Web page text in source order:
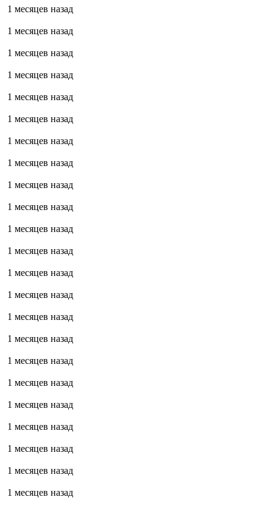
1 месяцев назад
1 месяцев назад
1 месяцев назад
1 месяцев назад
1 месяцев назад
1 месяцев назад
1 месяцев назад
1 месяцев назад
1 месяцев назад
1 месяцев назад
1 месяцев назад
1 месяцев назад
1 месяцев назад
1 месяцев назад
1 месяцев назад
1 месяцев назад
1 месяцев назад
1 месяцев назад
1 месяцев назад
1 месяцев назад
1 месяцев назад
1 месяцев назад
1 месяцев назад